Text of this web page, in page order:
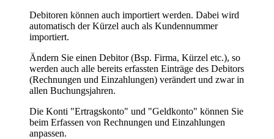
Debitoren können auch importiert werden. Dabei wird
automatisch der Kürzel auch als Kundennummer
importiert.
Ändern Sie einen Debitor (Bsp. Firma, Kürzel etc.), so
werden auch alle bereits erfassten Einträge des Debitors
(Rechnungen und Einzahlungen) verändert und zwar in
allen Buchungsjahren.
Die Konti "Ertragskonto" und "Geldkonto" können Sie
beim Erfassen von Rechnungen und Einzahlungen
anpassen.